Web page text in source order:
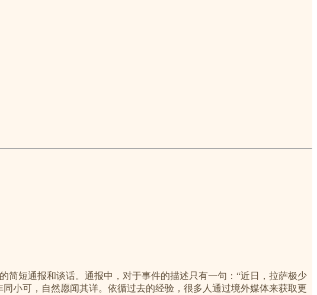
短通报和谈话。通报中，对于事件的描述只有一句：“近日，拉萨极少
小可，自然愿闻其详。依循过去的经验，很多人通过境外媒体来获取更